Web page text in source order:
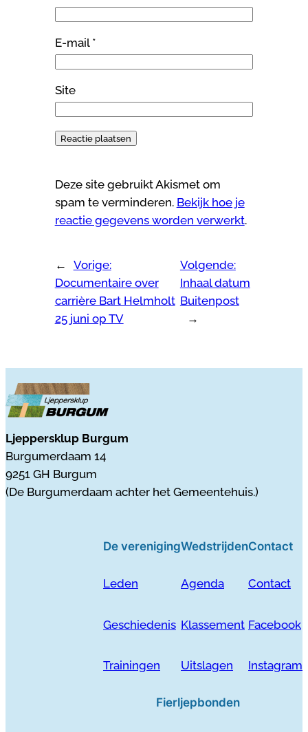
E-mail *
Site
Deze site gebruikt Akismet om
spam te verminderen. Bekijk hoe je
reactie gegevens worden verwerkt.
←
Vorige:
Documentaire over
carrière Bart Helmholt
25 juni op TV
Volgende:
Inhaal datum
Buitenpost
→
Ljeppersklup Burgum
Burgumerdaam 14
9251 GH Burgum
(De Burgumerdaam achter het Gemeentehuis.)
De vereniging
Leden
Geschiedenis
Trainingen
Wedstrijden
Agenda
Klassement
Uitslagen
Contact
Contact
Facebook
Instagram
Fierljepbonden